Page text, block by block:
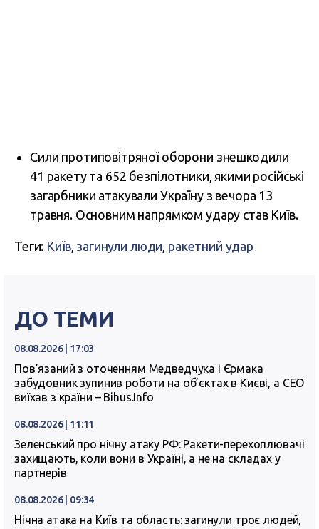
Сили протиповітряної оборони знешкодили
41 ракету та 652 безпілотники, якими російські
загарбники атакували Україну з вечора 13
травня. Основним напрямком удару став Київ.
Теги: Київ, загинули люди, ракетний удар
ДО ТЕМИ
08.08.2026 | 17:03
Пов’язаний з оточенням Медведчука і Єрмака
забудовник зупинив роботи на об’єктах в Києві, а СЕО
виїхав з країни – Bihus.Info
08.08.2026 | 11:11
Зеленський про нічну атаку РФ: Ракети-перехоплювачі
захищають, коли вони в Україні, а не на складах у
партнерів
08.08.2026 | 09:34
Нічна атака на Київ та область: загинули троє людей,